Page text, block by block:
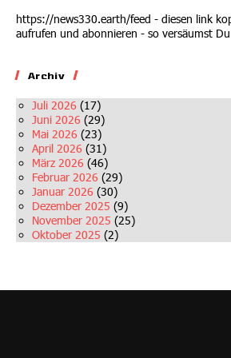
https://news330.earth/feed - diesen link
aufrufen und abonnieren - so versäumst
Archiv
Juli 2026 (17)
Juni 2026 (29)
Mai 2026 (23)
April 2026 (31)
März 2026 (46)
Februar 2026 (29)
Januar 2026 (30)
Dezember 2025 (9)
November 2025 (25)
Oktober 2025 (2)